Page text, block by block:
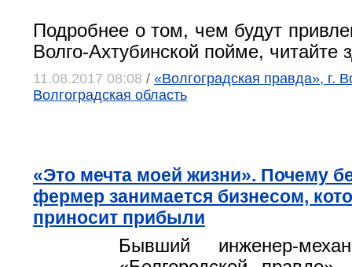
Подробнее о том, чем будут
Волго-Ахтубинской пойме, читайте
11.08.2017 08:08 / «Волгоградская правда», г.
Волгоградская область
«Это мечта моей жизни». Почему
фермер занимается бизнесом,
приносит прибыли
Бывший инженер-